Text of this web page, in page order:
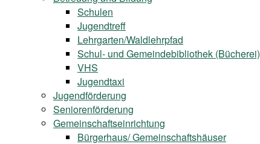
Schulen
Jugendtreff
Lehrgarten/Waldlehrpfad
Schul- und Gemeindebibliothek (Bücherei)
VHS
Jugendtaxi
Jugendförderung
Seniorenförderung
Gemeinschaftseinrichtung
Bürgerhaus/ Gemeinschaftshäuser